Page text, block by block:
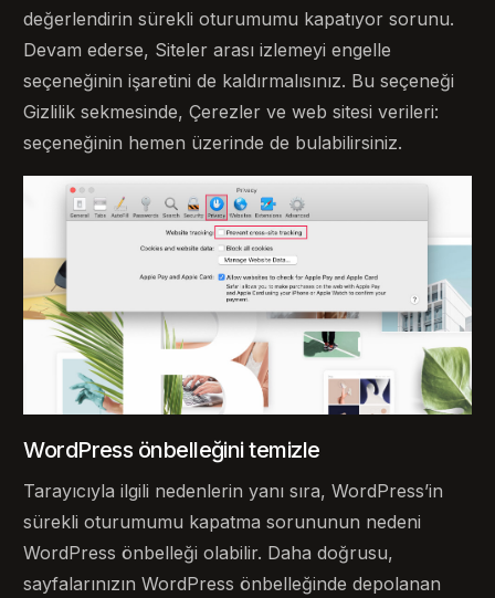
değerlendirin sürekli oturumumu kapatıyor sorunu.
Devam ederse, Siteler arası izlemeyi engelle
seçeneğinin işaretini de kaldırmalısınız. Bu seçeneği
Gizlilik sekmesinde, Çerezler ve web sitesi verileri:
seçeneğinin hemen üzerinde de bulabilirsiniz.
WordPress önbelleğini temizle
Tarayıcıyla ilgili nedenlerin yanı sıra, WordPress’in
sürekli oturumumu kapatma sorununun nedeni
WordPress önbelleği olabilir. Daha doğrusu,
sayfalarınızın WordPress önbelleğinde depolanan
Bize Ulaşın